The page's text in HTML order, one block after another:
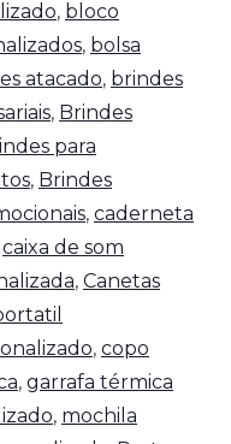
, bloco
, bolsa
atacado, brindes
, Brindes
para
, Brindes
, caderneta
caixa de som
, Canetas
, copo
, garrafa térmica
, mochila